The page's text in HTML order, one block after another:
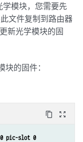
学模块，您需要先
文件复制到路由器
新光学模块的固
块的固件：
content_copy zoom_out_map
0 pic-slot 0